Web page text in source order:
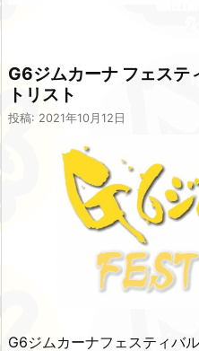
G6ジムカーナ フェス
トリスト
投稿: 2021年10月12日
G6ジムカーナフェスティバ